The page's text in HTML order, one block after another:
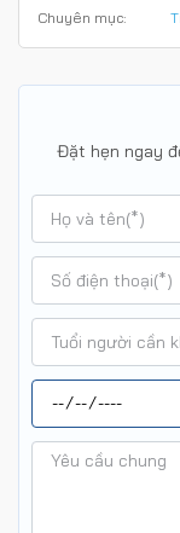
Chuyên mục:
Đặt hẹn ngay